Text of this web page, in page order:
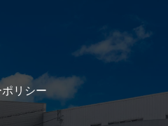
リシー